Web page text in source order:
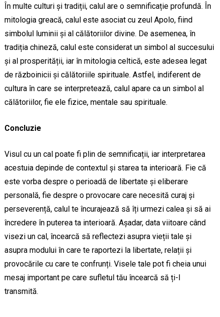
În multe culturi și tradiții, calul are o semnificație profundă. În
mitologia greacă, calul este asociat cu zeul Apolo, fiind
simbolul luminii și al călătoriilor divine. De asemenea, în
tradiția chineză, calul este considerat un simbol al succesului
și al prosperității, iar în mitologia celtică, este adesea legat
de războinicii și călătoriile spirituale. Astfel, indiferent de
cultura în care se interpretează, calul apare ca un simbol al
călătoriilor, fie ele fizice, mentale sau spirituale.
Concluzie
Visul cu un cal poate fi plin de semnificații, iar interpretarea
acestuia depinde de contextul și starea ta interioară. Fie că
este vorba despre o perioadă de libertate și eliberare
personală, fie despre o provocare care necesită curaj și
perseverență, calul te încurajează să îți urmezi calea și să ai
încredere în puterea ta interioară. Așadar, data viitoare când
visezi un cal, încearcă să reflectezi asupra vieții tale și
asupra modului în care te raportezi la libertate, relații și
provocările cu care te confrunți. Visele tale pot fi cheia unui
mesaj important pe care sufletul tău încearcă să ți-l
transmită.